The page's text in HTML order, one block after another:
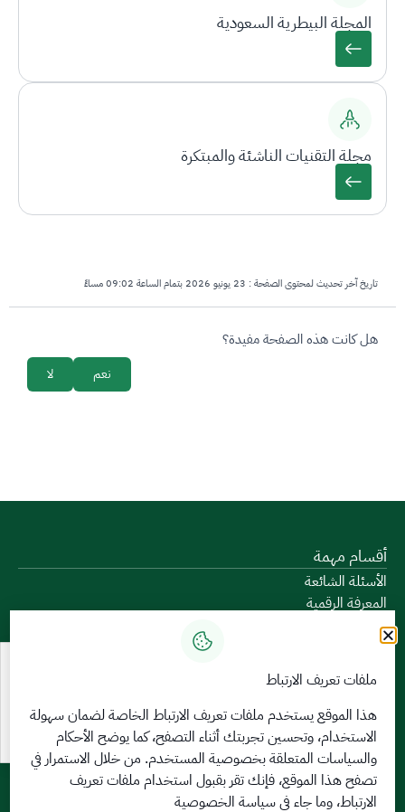
المجلة البيطرية السعودية
مجلة التقنيات الناشئة والمبتكرة
تاريخ آخر تحديث لمحتوى الصفحة : 23 يونيو 2026 بتمام الساعة 09:02 مساءً
survey_v2
هل كانت هذه الصفحة مفيدة؟
لا نعم
أقسام مهمة
الأسئلة الشائعة
المعرفة الرقمية
دليل الخدمات
المشاركة الإلكترونية
البيانات المفتوحة
السياسات واللوائح
تواصل معنا
الخدمات الإلكترونية
بوابة الدخول الموحد
بوابة الزوار
ملفات تعريف الارتباط
هذا الموقع يستخدم ملفات تعريف الارتباط الخاصة لضمان سهولة
الاستخدام، وتحسين تجربتك أثناء التصفح، كما يوضح الأحكام
والسياسات المتعلقةبخصوصية المستخدم. من خلال الاستمرار في
تصفح هذا الموقع، فإنك تقر بقبول استخدام ملفات تعريف
الارتباط، وما جاء في سياسة الخصوصية